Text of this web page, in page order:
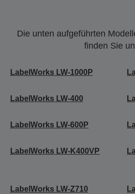
Die unten aufgeführten
finden Sie
LabelWorks LW-1000P
LabelWorks LW-400
LabelWorks LW-600P
LabelWorks LW-K400VP
LabelWorks LW-Z710